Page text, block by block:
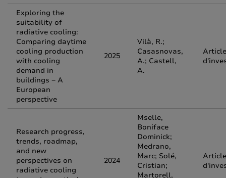
Exploring the
suitability of
radiative cooling:
Comparing daytime
cooling production
with cooling
demand in
buildings − A
European
perspective
2025
Vilà, R.;
Casasnovas,
A.; Castell,
A.
Article
Research progress,
trends, roadmap,
and new
perspectives on
radiative cooling
2024
Mselle,
Boniface
Dominick;
Medrano,
Marc; Solé,
Cristian;
Martorell,
Article